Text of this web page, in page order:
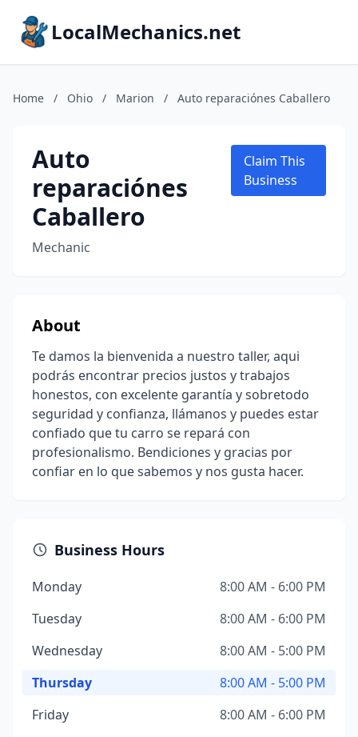
LocalMechanics.net
Home / Ohio / Marion / Auto reparaciónes Caballero
Auto
reparaciónes
Caballero
Mechanic
Claim This
Business
About
Te damos la bienvenida a nuestro taller, aqui
podrás encontrar precios justos y trabajos
honestos, con excelente garantía y sobretodo
seguridad y confianza, llámanos y puedes estar
confiado que tu carro se repará con
profesionalismo. Bendiciones y gracias por
confiar en lo que sabemos y nos gusta hacer.
Business Hours
Monday
8:00 AM - 6:00 PM
Tuesday
8:00 AM - 6:00 PM
Wednesday
8:00 AM - 5:00 PM
Thursday
8:00 AM - 5:00 PM
Friday
8:00 AM - 6:00 PM